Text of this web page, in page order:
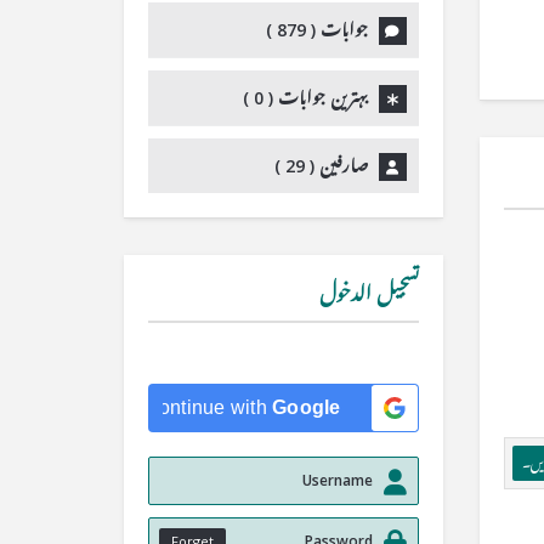
جوابات (879
)
بہترین جوابات (0
)
صارفین (29
)
تسجيل الدخول
Continue with Google